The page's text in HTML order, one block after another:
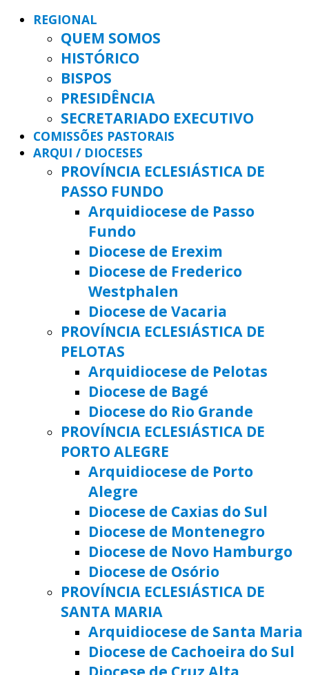
REGIONAL
QUEM SOMOS
HISTÓRICO
BISPOS
PRESIDÊNCIA
SECRETARIADO EXECUTIVO
COMISSÕES PASTORAIS
ARQUI / DIOCESES
PROVÍNCIA ECLESIÁSTICA DE
PASSO FUNDO
Arquidiocese de Passo
Fundo
Diocese de Erexim
Diocese de Frederico
Westphalen
Diocese de Vacaria
PROVÍNCIA ECLESIÁSTICA DE
PELOTAS
Arquidiocese de Pelotas
Diocese de Bagé
Diocese do Rio Grande
PROVÍNCIA ECLESIÁSTICA DE
PORTO ALEGRE
Arquidiocese de Porto
Alegre
Diocese de Caxias do Sul
Diocese de Montenegro
Diocese de Novo Hamburgo
Diocese de Osório
PROVÍNCIA ECLESIÁSTICA DE
SANTA MARIA
Arquidiocese de Santa Maria
Diocese de Cachoeira do Sul